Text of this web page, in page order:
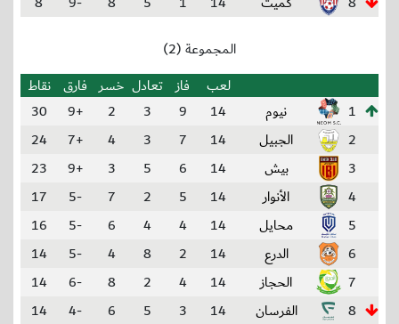
المجموعة (2)
لعب
فاز تعادل خسر فارق نقاط
1
نيوم 14
9
3
2
+9
30
2
الجبيل 14
7
3
4
+7
24
3
بيش 14
6
5
3
+9
23
4
الأنوار 14
5
2
7
-5
17
5
محايل 14
4
4
6
-5
16
6
الدرع 14
2
8
4
-5
14
7
الحجاز 14
4
2
8
-6
14
8
الفرسان 14
3
5
6
-4
14